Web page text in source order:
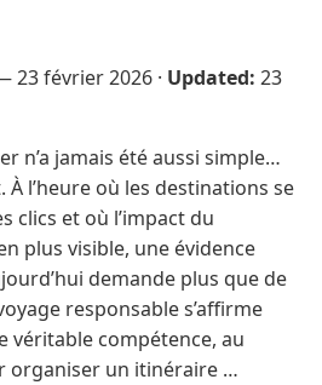
23 février 2026 · Updated: 23
n’a jamais été aussi simple…
l’heure où les destinations se
clics et où l’impact du
plus visible, une évidence
demande plus que de
responsable s’affirme
véritable compétence, au
organiser un itinéraire …